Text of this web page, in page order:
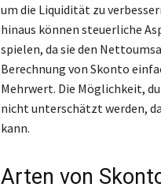
um die Liquidität zu
hinaus können steuerliche
spielen, da sie den
Berechnung von Skonto
Mehrwert. Die Möglichkeit,
nicht unterschätzt werden,
kann.
Arten von